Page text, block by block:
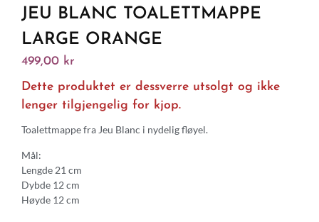
JEU BLANC TOALETTMAPPE
LARGE ORANGE
499,00 kr
Dette produktet er dessverre utsolgt og ikke
lenger tilgjengelig for kjop.
Toalettmappe fra Jeu Blanc i nydelig fløyel.
Mål:
Lengde 21 cm
Dybde 12 cm
Høyde 12 cm